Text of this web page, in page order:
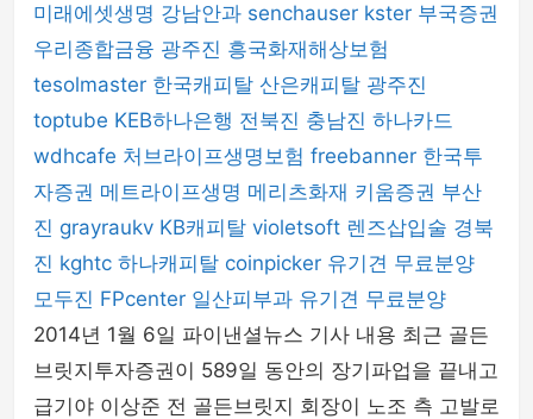
미래에셋생명 강남안과 senchauser kster 부국증권
우리종합금융 광주진 흥국화재해상보험
tesolmaster 한국캐피탈 산은캐피탈 광주진
toptube KEB하나은행 전북진 충남진 하나카드
wdhcafe 처브라이프생명보험 freebanner 한국투
자증권 메트라이프생명 메리츠화재 키움증권 부산
진 grayraukv KB캐피탈 violetsoft 렌즈삽입술 경북
진 kghtc 하나캐피탈 coinpicker 유기견 무료분양
모두진 FPcenter 일산피부과 유기견 무료분양
2014년 1월 6일 파이낸셜뉴스 기사 내용 최근 골든
브릿지투자증권이 589일 동안의 장기파업을 끝내고
급기야 이상준 전 골든브릿지 회장이 노조 측 고발로